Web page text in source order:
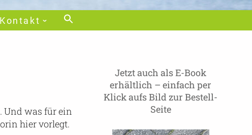
Kontakt
Und was für ein
hier vorlegt.
Jetzt auch als E-Book
erhältlich – einfach per
Klick aufs Bild zur Bestell-
Seite